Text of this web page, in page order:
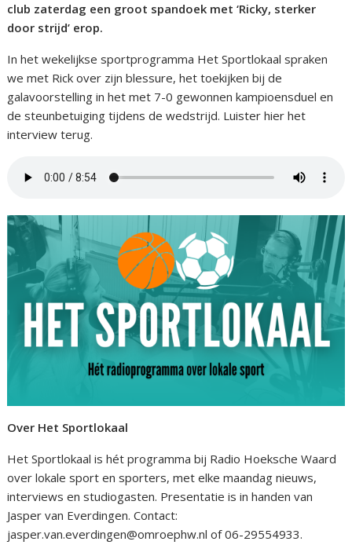
club zaterdag een groot spandoek met ‘Ricky, sterker
door strijd’ erop.
In het wekelijkse sportprogramma Het Sportlokaal spraken
we met Rick over zijn blessure, het toekijken bij de
galavoorstelling in het met 7-0 gewonnen kampioensduel en
de steunbetuiging tijdens de wedstrijd. Luister hier het
interview terug.
Over Het Sportlokaal
Het Sportlokaal is hét programma bij Radio Hoeksche Waard
over lokale sport en sporters, met elke maandag nieuws,
interviews en studiogasten. Presentatie is in handen van
Jasper van Everdingen. Contact:
jasper.van.everdingen@omroephw.nl of 06-29554933.